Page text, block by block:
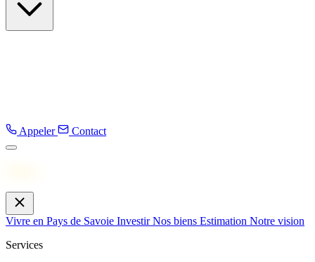
Appeler Contact
Vivre en Pays de Savoie InvestirNos biens Estimation Notre vision
Services